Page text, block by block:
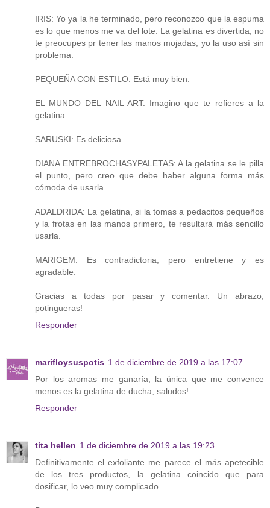
IRIS: Yo ya la he terminado, pero reconozco que la espuma
es lo que menos me va del lote. La gelatina es divertida, no
te preocupes pr tener las manos mojadas, yo la uso así sin
problema.
PEQUEÑA CON ESTILO: Está muy bien.
EL MUNDO DEL NAIL ART: Imagino que te refieres a la
gelatina.
SARUSKI: Es deliciosa.
DIANA ENTREBROCHASYPALETAS: A la gelatina se le pilla
el punto, pero creo que debe haber alguna forma más
cómoda de usarla.
ADALDRIDA: La gelatina, si la tomas a pedacitos pequeños
y la frotas en las manos primero, te resultará más sencillo
usarla.
MARIGEM: Es contradictoria, pero entretiene y es
agradable.
Gracias a todas por pasar y comentar. Un abrazo,
potingueras!
Responder
marifloysuspotis 1 de diciembre de 2019 a las 17:07
Por los aromas me ganaría, la única que me convence
menos es la gelatina de ducha, saludos!
Responder
tita hellen 1 de diciembre de 2019 a las 19:23
Definitivamente el exfoliante me parece el más apetecible
de los tres productos, la gelatina coincido que para
dosificar, lo veo muy complicado.